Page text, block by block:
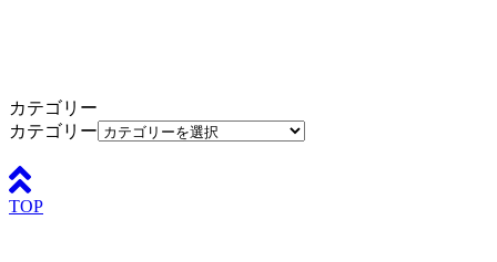
カテゴリー
カテゴリー
TOP